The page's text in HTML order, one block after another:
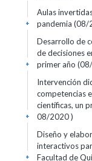
Aulas
pandemia
+
Desarrollo de
de decisiones
primer año
+
Intervención
competencias
científicas, un
08/2020 )
+
Diseño y
interactivos
Facultad de
+